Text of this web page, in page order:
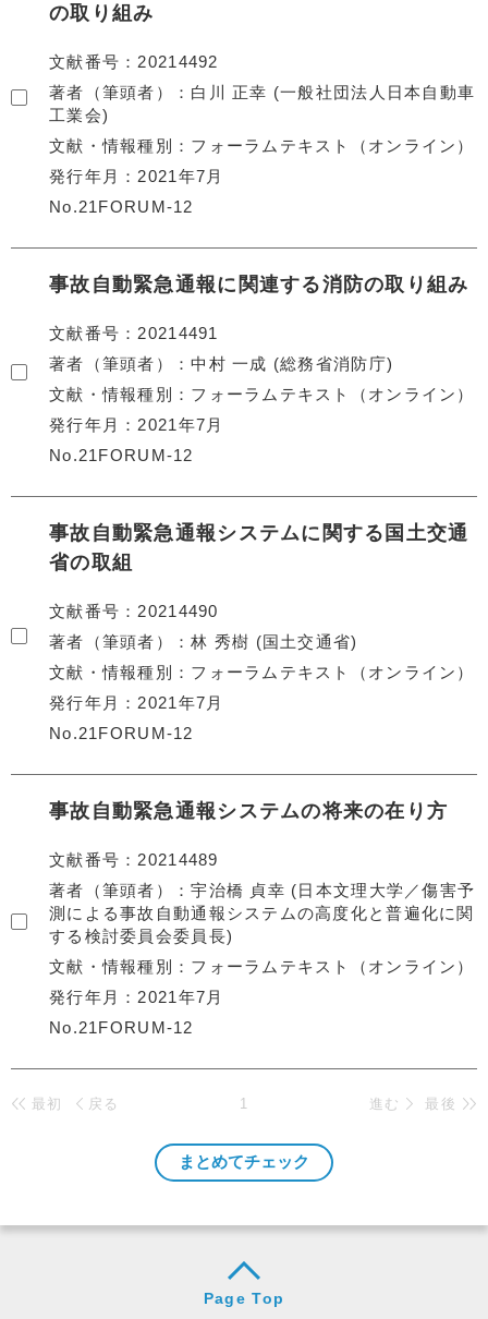
の取り組み
文献番号
20214492
著者（筆頭者）
白川 正幸 (一般社団法人日本自動車
工業会)
文献・情報種別
フォーラムテキスト（オンライン）
発行年月
2021年7月
No.21FORUM-12
事故自動緊急通報に関連する消防の取り組み
文献番号
20214491
著者（筆頭者）
中村 一成 (総務省消防庁)
文献・情報種別
フォーラムテキスト（オンライン）
発行年月
2021年7月
No.21FORUM-12
事故自動緊急通報システムに関する国土交通
省の取組
文献番号
20214490
著者（筆頭者）
林 秀樹 (国土交通省)
文献・情報種別
フォーラムテキスト（オンライン）
発行年月
2021年7月
No.21FORUM-12
事故自動緊急通報システムの将来の在り方
文献番号
20214489
著者（筆頭者）
宇治橋 貞幸 (日本文理大学／傷害予
測による事故自動通報システムの高度化と普遍化に関
する検討委員会委員長)
文献・情報種別
フォーラムテキスト（オンライン）
発行年月
2021年7月
No.21FORUM-12
最初 戻る 1 進む 最後
Page Top